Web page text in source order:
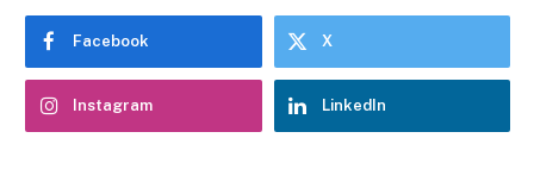
Facebook X
Instagram LinkedIn